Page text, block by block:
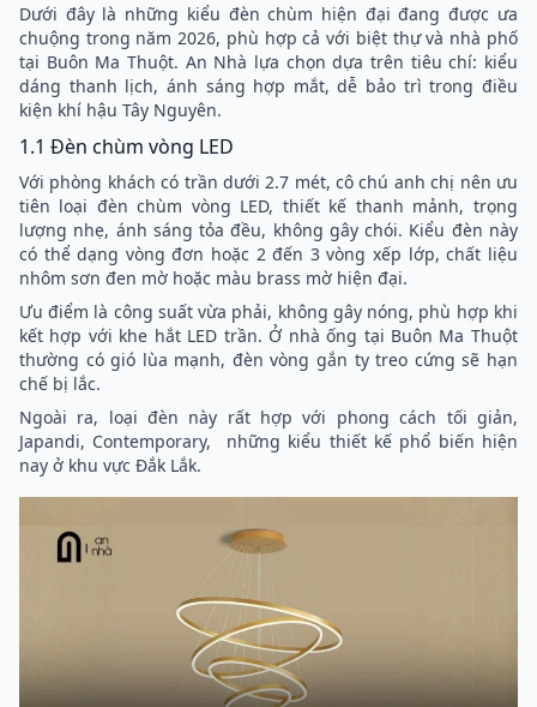
Dưới đây là những kiểu đèn chùm hiện đại đang được ưa
chuộng trong năm 2026, phù hợp cả với biệt thự và nhà phố
tại Buôn Ma Thuột. An Nhà lựa chọn dựa trên tiêu chí: kiểu
dáng thanh lịch, ánh sáng hợp mắt, dễ bảo trì trong điều
kiện khí hậu Tây Nguyên.
1.1 Đèn chùm vòng LED
Với phòng khách có trần dưới 2.7 mét, cô chú anh chị nên ưu
tiên loại đèn chùm vòng LED, thiết kế thanh mảnh, trọng
lượng nhẹ, ánh sáng tỏa đều, không gây chói. Kiểu đèn này
có thể dạng vòng đơn hoặc 2 đến 3 vòng xếp lớp, chất liệu
nhôm sơn đen mờ hoặc màu brass mờ hiện đại.
Ưu điểm là công suất vừa phải, không gây nóng, phù hợp khi
kết hợp với khe hắt LED trần. Ở nhà ống tại Buôn Ma Thuột
thường có gió lùa mạnh, đèn vòng gắn ty treo cứng sẽ hạn
chế bị lắc.
Ngoài ra, loại đèn này rất hợp với phong cách tối giản,
Japandi, Contemporary, những kiểu thiết kế phổ biến hiện
nay ở khu vực Đắk Lắk.